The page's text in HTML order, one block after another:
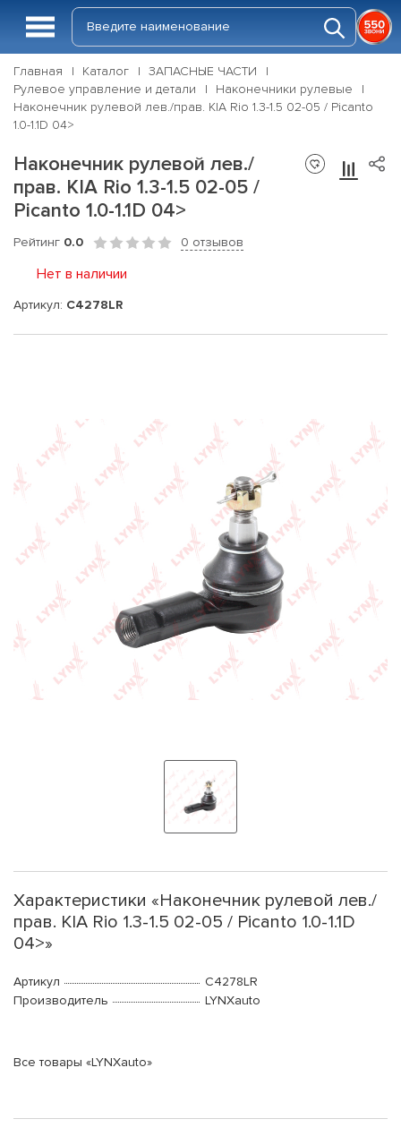
Главная Каталог
ЗАПАСНЫЕ ЧАСТИ
Рулевое управление и детали
Наконечники рулевые
Наконечник рулевой лев./прав. KIA Rio 1.3-1.5 02-05 / Picanto
1.0-1.1D 04>
Наконечник рулевой лев./
прав. KIA Rio 1.3-1.5 02-05 /
Picanto 1.0-1.1D 04>
Рейтинг 0.0 0 отзывов
Нет в наличии
Артикул: C4278LR
Характеристики «Наконечник рулевой лев./
прав. KIA Rio 1.3-1.5 02-05 / Picanto 1.0-1.1D
04>»
Артикул
C4278LR
Производитель
LYNXauto
Все товары «LYNXauto»